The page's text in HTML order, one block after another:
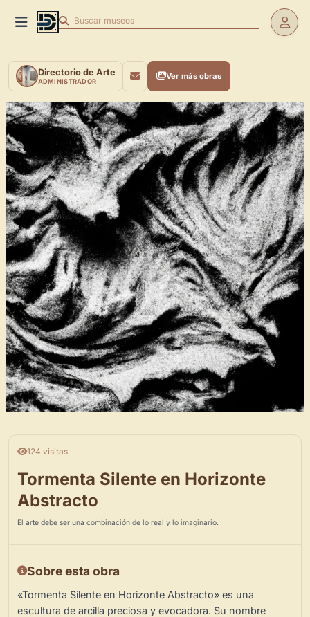
Buscar museos
Directorio de Arte
ADMINISTRADOR
Ver más obras
124 visitas
Tormenta Silente en Horizonte
Abstracto
El arte debe ser una combinación de lo real y lo imaginario.
Sobre esta obra
«Tormenta Silente en Horizonte Abstracto» es una
escultura de arcilla preciosa y evocadora. Su nombre